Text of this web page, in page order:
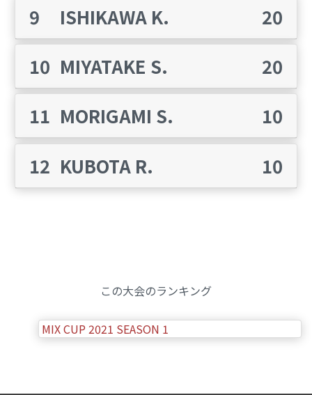
9
ISHIKAWA K.
20
10 MIYATAKE S.
20
11 MORIGAMI S.
10
12 KUBOTA R. 10
この大会のランキング
MIX CUP 2021 SEASON 1